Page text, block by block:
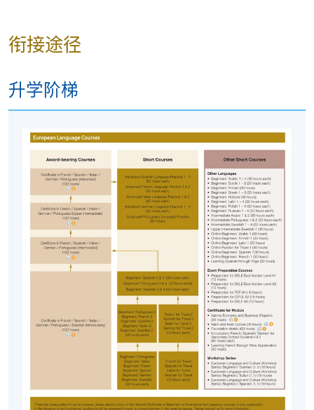
地点
九龙东分校
港大保良何鸿燊社区书院
衔接途径
升学阶梯